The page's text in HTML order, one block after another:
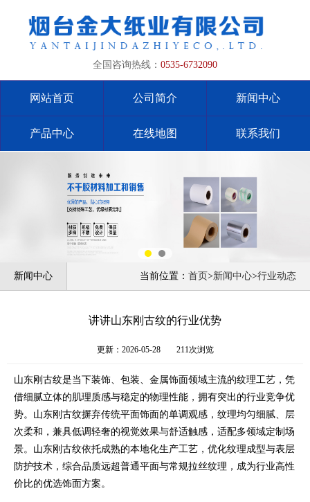
全国咨询热线： 0535-6732090
网站首页 公司简介 新闻中心
产品中心 在线地图 联系我们
新闻中心 当前位置： 首页>新闻中心>行业动态
讲讲山东刚古纹的行业优势
更新：2026-05-28 211次浏览
山东刚古纹是当下装饰、包装、金属饰面领域主流的纹理工艺，凭
借细腻立体的肌理质感与稳定的物理性能，拥有突出的行业竞争优
势。山东刚古纹摒弃传统平面饰面的单调观感，纹理均匀细腻、层
次柔和，兼具低调轻奢的视觉效果与舒适触感，适配多领域定制场
景。山东刚古纹依托成熟的本地化生产工艺，优化纹理成型与表层
防护技术，综合品质远超普通平面与常规拉丝纹理，成为行业高性
价比的优选饰面方案。